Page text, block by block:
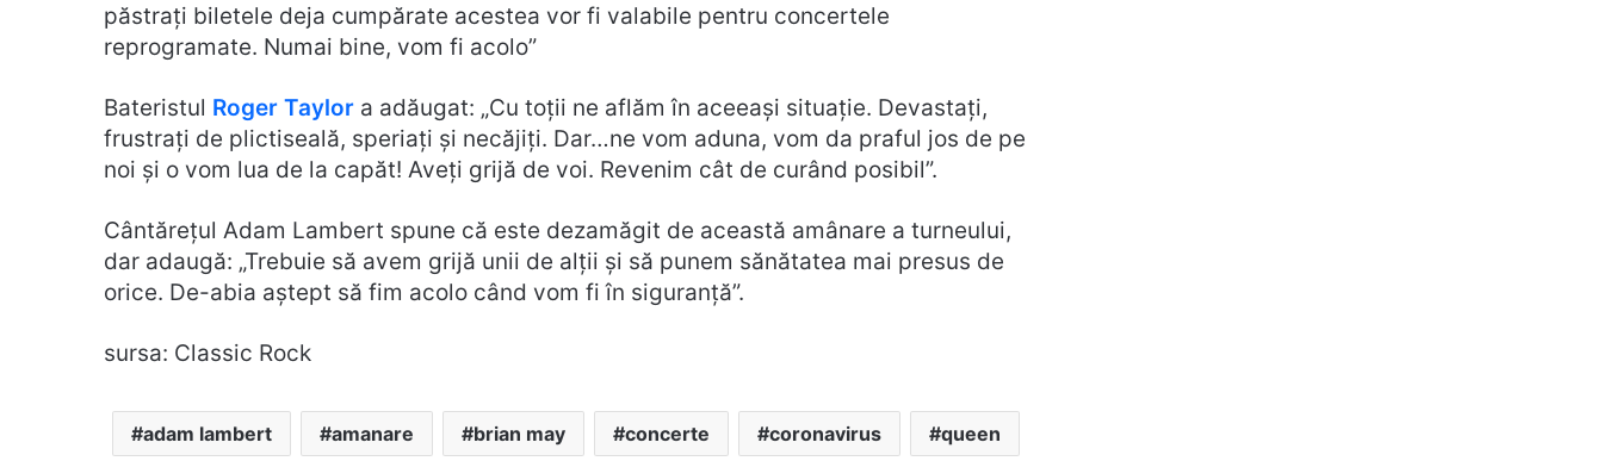
păstrați biletele deja cumpărate acestea vor fi valabile pentru concertele
reprogramate. Numai bine, vom fi acolo”
Bateristul Roger Taylor a adăugat: „Cu toții ne aflăm în aceeași situație. Devastați,
frustrați de plictiseală, speriați și necăjiți. Dar…ne vom aduna, vom da praful jos de pe
noi și o vom lua de la capăt! Aveți grijă de voi. Revenim cât de curând posibil”.
Cântărețul Adam Lambert spune că este dezamăgit de această amânare a turneului,
dar adaugă: „Trebuie să avem grijă unii de alții și să punem sănătatea mai presus de
orice. De-abia aștept să fim acolo când vom fi în siguranță”.
sursa: Classic Rock
adam lambert amanare brian may concerte coronavirus queen